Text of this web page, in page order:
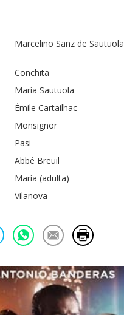
Marcelino Sanz de Sautuola
Conchita
María Sautuola
Émile Cartailhac
Monsignor
Pasi
Abbé Breuil
María (adulta)
Vilanova